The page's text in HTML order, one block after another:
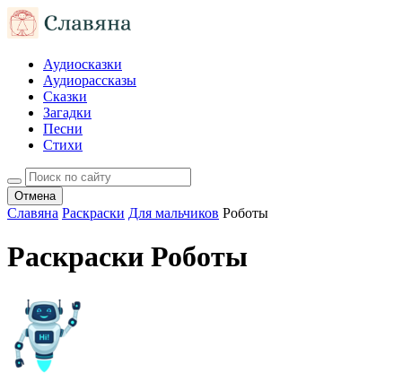
Аудиосказки
Аудиорассказы
Сказки
Загадки
Песни
Стихи
Отмена
Славяна Раскраски Для мальчиков Роботы
Раскраски Роботы